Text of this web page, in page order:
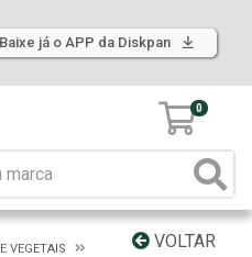
Baixe já o APP da Diskpan
0
VOLTAR
VEGETAIS